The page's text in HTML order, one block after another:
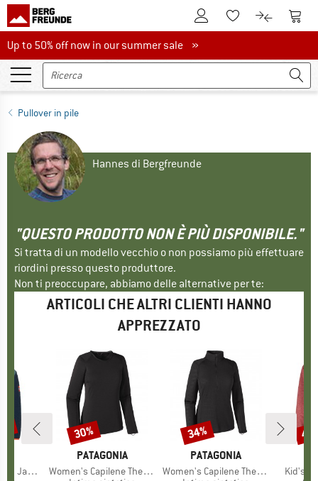
Al conto clienteAlla lista
Al Al
Up to 50% off now in our summer sale
Up to 50% off now in our summer sale »
Pullover in pile
Hannes di Bergfreunde
"QUESTO PRODOTTO NON È PIÙ DISPONIBILE."
Si tratta di un modello vecchio o non possiamo più effettuare
riordini presso questo produttore.
Non ti preoccupare, abbiamo delle alternative per te:
ARTICOLI CHE ALTRI CLIENTI HANNO
APPREZZATO
Jacket
MARCHIO
PATAGONIA
Articolo
Women's Capilene Thermal Weight Crew
Sconto
30%
MARCHIO
PATAGONIA
Articolo
Women's Capilene Thermal Weight Zip Neck
Sconto
34%
Articolo
Kid's